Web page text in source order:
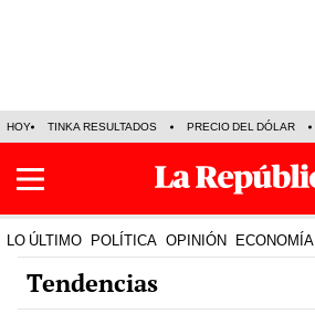
HOY TINKA RESULTADOS PRECIO DEL DÓLAR
LO ÚLTIMO POLÍTICA OPINIÓN ECONOMÍA
Tendencias